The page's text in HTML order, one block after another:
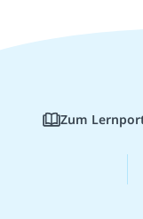
Zum